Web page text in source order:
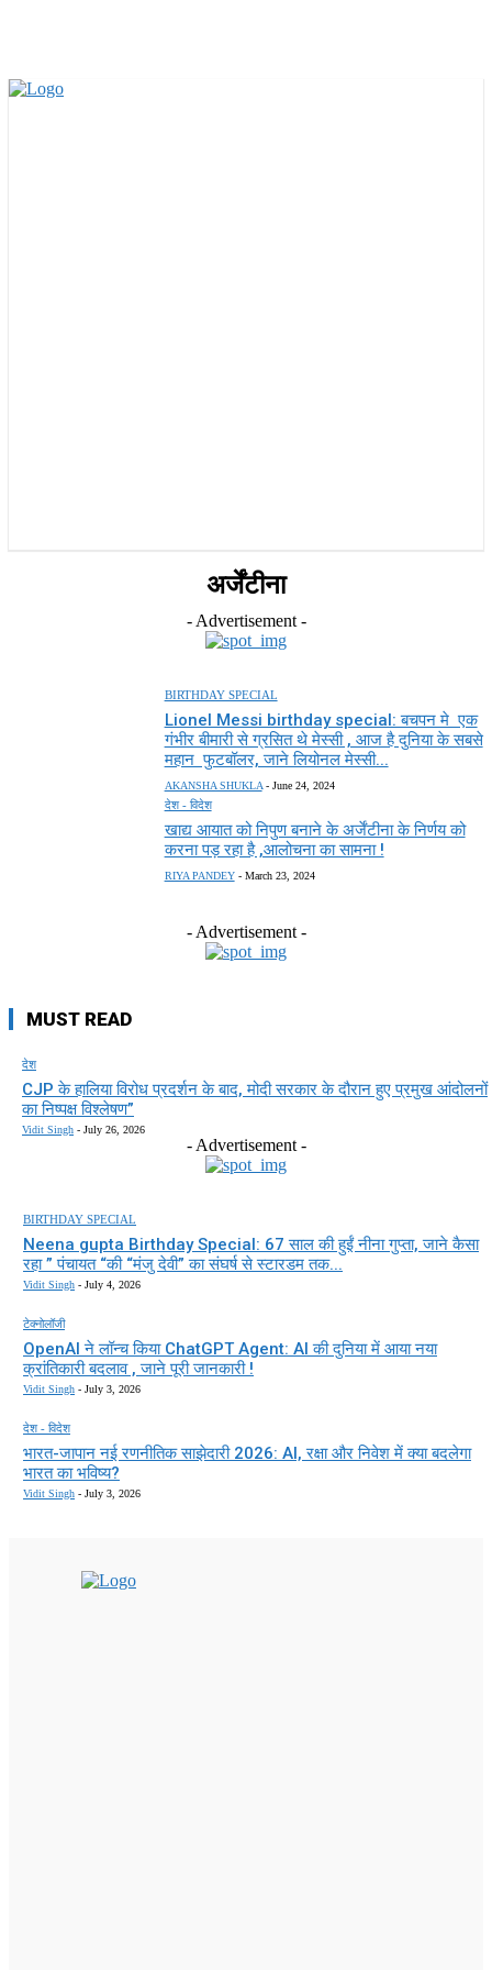
अर्जेंटीना
- Advertisement -
BIRTHDAY SPECIAL
Lionel Messi birthday special: बचपन मे एक
गंभीर बीमारी से ग्रसित थे मेस्सी , आज है दुनिया के सबसे
महान फुटबॉलर, जाने लियोनल मेस्सी...
AKANSHA SHUKLA - June 24, 2024
देश - विदेश
खाद्य आयात को निपुण बनाने के अर्जेंटीना के निर्णय को
करना पड़ रहा है ,आलोचना का सामना !
RIYA PANDEY - March 23, 2024
- Advertisement -
MUST READ
देश
CJP के हालिया विरोध प्रदर्शन के बाद, मोदी सरकार के दौरान हुए प्रमुख आंदोलनों
का निष्पक्ष विश्लेषण”
Vidit Singh - July 26, 2026
- Advertisement -
BIRTHDAY SPECIAL
Neena gupta Birthday Special: 67 साल की हुईं नीना गुप्ता, जाने कैसा
रहा ” पंचायत “की “मंजु देवी” का संघर्ष से स्टारडम तक...
Vidit Singh - July 4, 2026
टेक्नोलॉजी
OpenAI ने लॉन्च किया ChatGPT Agent: AI की दुनिया में आया नया
क्रांतिकारी बदलाव , जाने पूरी जानकारी !
Vidit Singh - July 3, 2026
देश - विदेश
भारत-जापान नई रणनीतिक साझेदारी 2026: AI, रक्षा और निवेश में क्या बदलेगा
भारत का भविष्य?
Vidit Singh - July 3, 2026